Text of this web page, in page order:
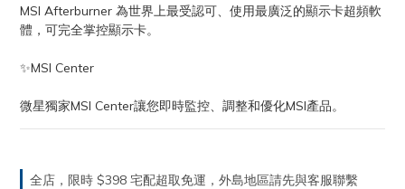
MSI Afterburner 為世界上最受認可、使用最廣泛的顯示卡超頻軟
體，可完全掌控顯示卡。
✨MSI Center
微星獨家MSI Center讓您即時監控、調整和優化MSI產品。
全店，限時 $398 宅配超取免運，外島地區請先與客服聯繫